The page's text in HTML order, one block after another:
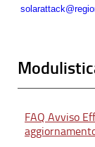
FAQ Avviso